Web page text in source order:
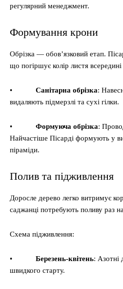
регулярний менеджмент.
Формування крони
Обрізка — обов’язковий етап.
що погіршує колір листя
• Санітарна обрізка:
видаляють підмерзлі та сухі гілки.
• Формуюча обрізка:
Найчастіше Пісарді формують у
піраміди.
Полив та підживлення
Доросле дерево легко витримує
саджанці потребують поливу раз
Схема підживлення:
• Березень-квітень: Азотні
швидкого старту.